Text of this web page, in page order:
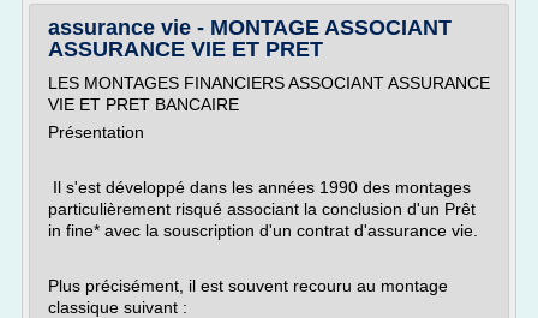
assurance vie - MONTAGE ASSOCIANT
ASSURANCE VIE ET PRET
LES MONTAGES FINANCIERS ASSOCIANT ASSURANCE
VIE ET PRET BANCAIRE
Présentation
Il s'est développé dans les années 1990 des montages
particulièrement risqué associant la conclusion d'un Prêt
in fine* avec la souscription d'un contrat d'assurance vie.
Plus précisément, il est souvent recouru au montage
classique suivant :